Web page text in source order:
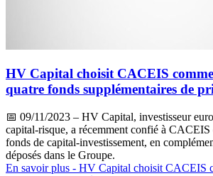
HV Capital choisit CACEIS
quatre fonds supplémentaires de
📅 09/11/2023 – HV Capital, investisseur
capital-risque, a récemment confié à
fonds de capital-investissement, en
déposés dans le Groupe.
En savoir plus - HV Capital choisit CACEIS